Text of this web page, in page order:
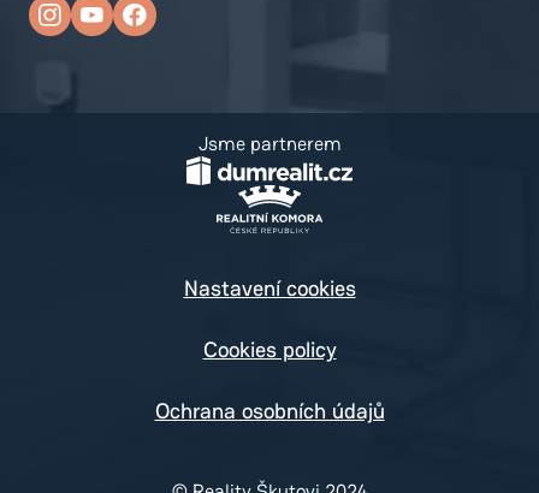
Jsme partnerem
Nastavení cookies
Cookies policy
Ochrana osobních údajů